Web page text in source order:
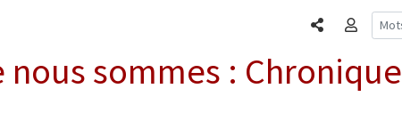
Partager
nous sommes :